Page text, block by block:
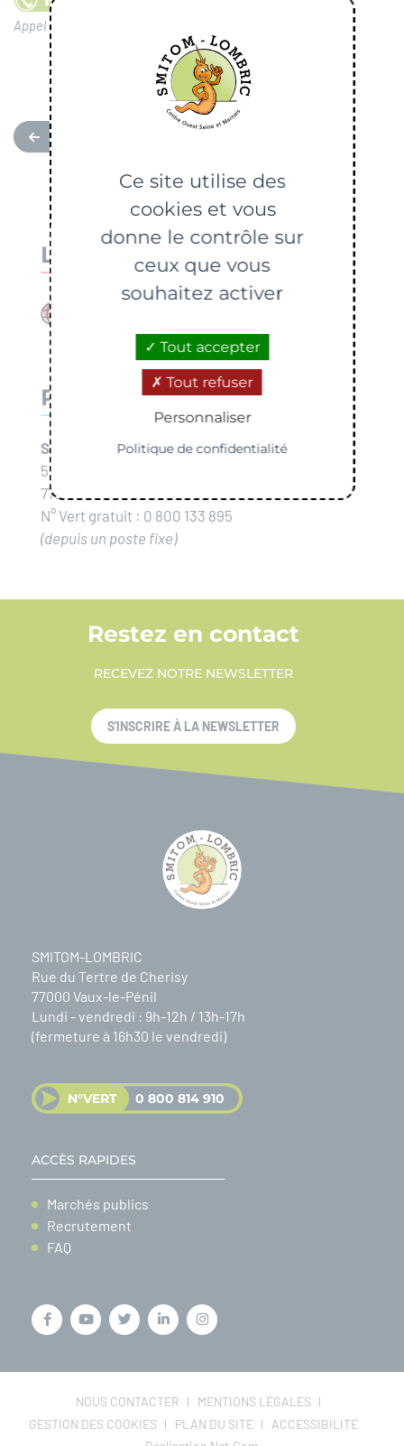
Appel gratuit du lundi au vendredi de 9h à 12h et de 13h à 17h
Lien utile
Plus d'informations
SMICTOM de la Region de Fontainebleau :
56 Route de Bourgogne
77250 Veneux-les-Sablons
N° Vert gratuit : 0 800 133 895
(depuis un poste fixe)
SMITOM-LOMBRIC
Rue du Tertre de Cherisy
77000 Vaux-le-Pénil
Lundi - vendredi : 9h-12h / 13h-17h
(fermeture à 16h30 le vendredi)
N°VERT 0 800 814 910
ACCÈS RAPIDES
Marchés publics
Recrutement
FAQ
Restez en contact
RECEVEZ NOTRE NEWSLETTER
S'INSCRIRE À LA NEWSLETTER
NOUS CONTACTER
MENTIONS LÉGALES
GESTION DES COOKIES
PLAN DU SITE
ACCESSIBILITÉ
Ce site utilise des
cookies et vous
donne le contrôle sur
ceux que vous
souhaitez activer
Tout accepter
Tout refuser
Personnaliser
Politique de confidentialité